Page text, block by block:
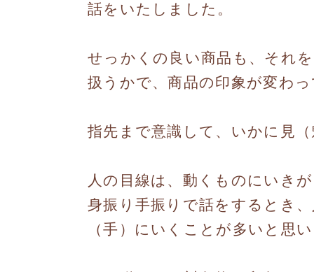
話をいたしました。
せっかくの良い商品も、それ
扱うかで、商品の印象が変わ
指先まで意識して、いかに見
人の目線は、動くものにいき
身振り手振りで話をするとき
（手）にいくことが多いと思